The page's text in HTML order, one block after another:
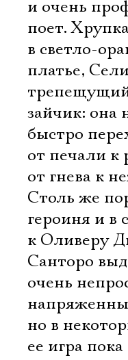
и очень
поет.
в светло-
платье,
зайчик: она
быстро
от печали к
от гнева к
Столь же
героиня и в
к Оливеру
Санторо
очень
но в
ее игра